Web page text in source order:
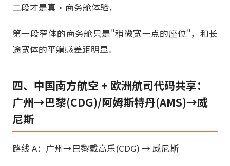
二段才是真·商务舱体验，
第一段窄体的商务舱只是"稍微宽一点的座位"，和长
途宽体的平躺感差距明显。
四、中国南方航空 + 欧洲航司代码共享：
广州→巴黎(CDG)/阿姆斯特丹(AMS)→威
尼斯
路线 A：广州→巴黎戴高乐(CDG) → 威尼斯